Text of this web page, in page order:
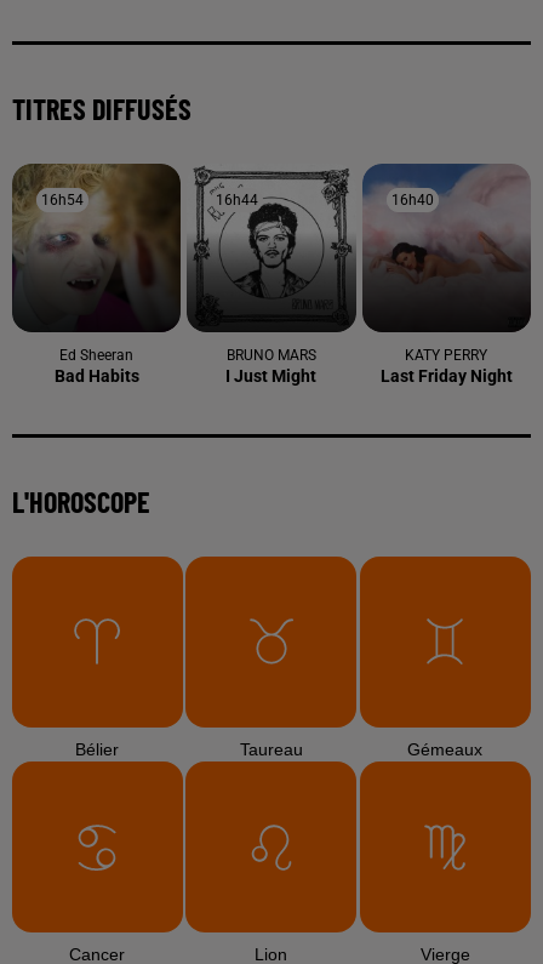
TITRES DIFFUSÉS
16h54
16h54
Ed Sheeran
Bad Habits
16h44
16h44
BRUNO MARS
I Just Might
16h40
16h40
KATY PERRY
Last Friday Night
L'HOROSCOPE
Bélier Taureau Gémeaux
Cancer Lion Vierge